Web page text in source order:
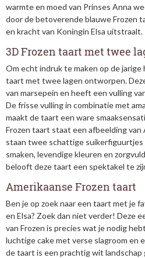
warmte en moed van Prinses Anna
door de betoverende blauwe Frozen
en kracht van Koningin Elsa uitstraalt.
3D Frozen taart met twee
Om echt indruk te maken op de jarige
taart met twee lagen ontworpen.
van marsepein en heeft een vulling
De frisse vulling in combinatie met
maakt de taart een ware
Frozen taart staat een afbeelding van
staan twee schattige suikerfiguurtjes
smaken, levendige kleuren en
belooft deze taart een spektakel te
Amerikaanse Frozen taart
Ben je op zoek naar een taart met je
en Elsa? Zoek dan niet verder! Deze
van Frozen is precies wat je nodig
luchtige cake met verse slagroom en
de taart is een prachtig wit landschap